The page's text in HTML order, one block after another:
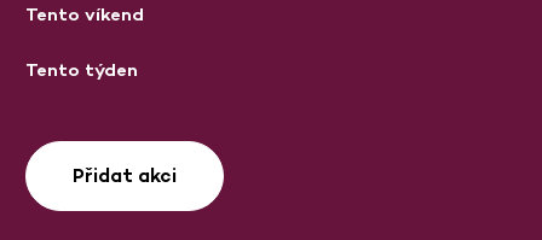
Tento víkend
Tento týden
Přidat akci